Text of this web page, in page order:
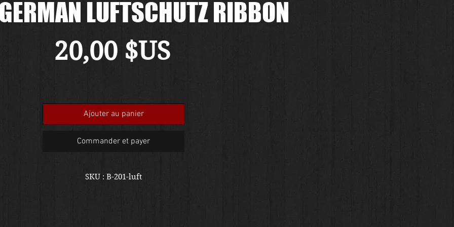
LUFTSCHUTZ RIBBON
20,00 $USPrix
Ajouter au panier
Commander et payer
SKU : B-201-luft